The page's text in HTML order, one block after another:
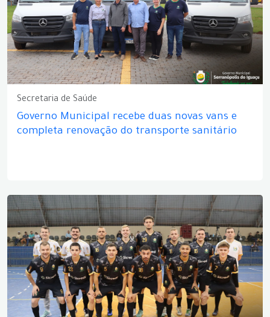
Secretaria de Saúde
Governo Municipal recebe duas novas vans e
completa renovação do transporte sanitário